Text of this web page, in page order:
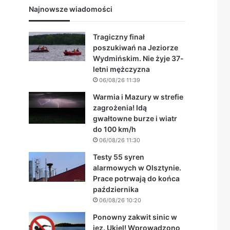
Najnowsze wiadomości
Tragiczny finał
poszukiwań na Jeziorze
Wydmińskim. Nie żyje 37-
letni mężczyzna
06/08/26 11:39
Warmia i Mazury w strefie
zagrożenia! Idą
gwałtowne burze i wiatr
do 100 km/h
06/08/26 11:30
Testy 55 syren
alarmowych w Olsztynie.
Prace potrwają do końca
października
06/08/26 10:20
Ponowny zakwit sinic w
jez. Ukiel! Wprowadzono